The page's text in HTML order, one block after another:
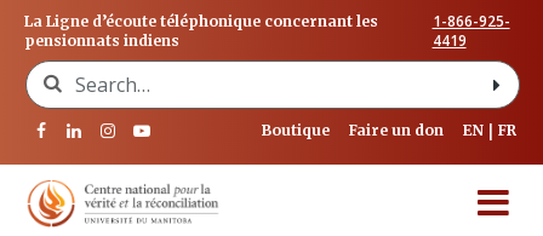
La Ligne d’écoute téléphonique concernant les
pensionnats indiens
1-866-925-
4419
Search for:
Boutique Faire un don EN FR